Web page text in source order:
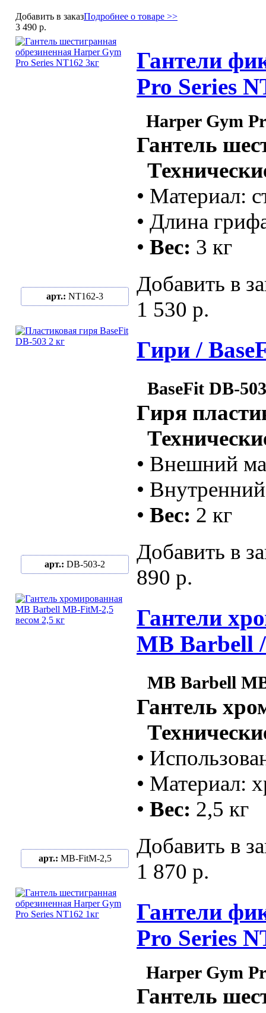
Добавить в заказПодробнее о товаре >>
3 490 р.
Гантели
Pro Series
Harper Gym
Гантель
• Материал:
• Длина
• Вес: 3 кг
арт.: NT162-3
Добавить в
1 530 р.
Гири /
BaseFit DB-
Гиря
• Внешний
•
• Вес: 2 кг
арт.: DB-503-2
Добавить в
890 р.
Гантели
MB Barbell
MB Barbell
Гантель
•
• Материал:
• Вес: 2,5 кг
арт.: MB-FitM-2,5
Добавить в
1 870 р.
Гантели
Pro Series
Harper Gym
Гантель